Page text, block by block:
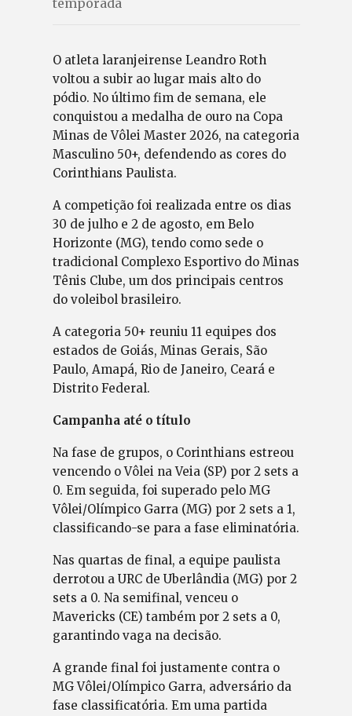
temporada
O atleta laranjeirense Leandro Roth
voltou a subir ao lugar mais alto do
pódio. No último fim de semana, ele
conquistou a medalha de ouro na Copa
Minas de Vôlei Master 2026, na categoria
Masculino 50+, defendendo as cores do
Corinthians Paulista.
A competição foi realizada entre os dias
30 de julho e 2 de agosto, em Belo
Horizonte (MG), tendo como sede o
tradicional Complexo Esportivo do Minas
Tênis Clube, um dos principais centros
do voleibol brasileiro.
A categoria 50+ reuniu 11 equipes dos
estados de Goiás, Minas Gerais, São
Paulo, Amapá, Rio de Janeiro, Ceará e
Distrito Federal.
Campanha até o título
Na fase de grupos, o Corinthians estreou
vencendo o Vôlei na Veia (SP) por 2 sets a
0. Em seguida, foi superado pelo MG
Vôlei/Olímpico Garra (MG) por 2 sets a 1,
classificando-se para a fase eliminatória.
Nas quartas de final, a equipe paulista
derrotou a URC de Uberlândia (MG) por 2
sets a 0. Na semifinal, venceu o
Mavericks (CE) também por 2 sets a 0,
garantindo vaga na decisão.
A grande final foi justamente contra o
MG Vôlei/Olímpico Garra, adversário da
fase classificatória. Em uma partida